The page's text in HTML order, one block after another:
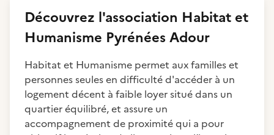
Découvrez l'association Habitat et
Humanisme Pyrénées Adour
Habitat et Humanisme permet aux familles et
personnes seules en difficulté d'accéder à un
logement décent à faible loyer situé dans un
quartier équilibré, et assure un
accompagnement de proximité qui a pour